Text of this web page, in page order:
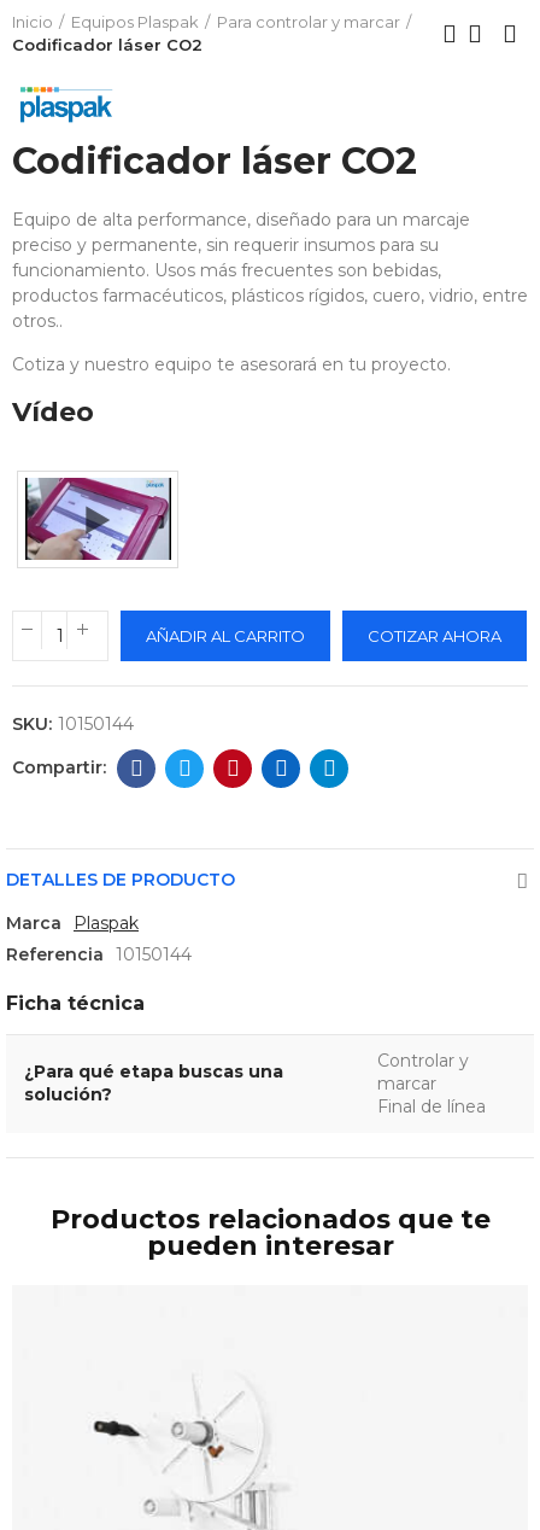
Inicio Equipos Plaspak
Para controlar y marcar
Codificador láser CO2
Codificador láser CO2
Equipo de alta performance, diseñado para un marcaje
preciso y permanente, sin requerir insumos para su
funcionamiento. Usos más frecuentes son bebidas,
productos farmacéuticos, plásticos rígidos, cuero, vidrio, entre
otros..
Cotiza y nuestro equipo te asesorará en tu proyecto.
Vídeo
AÑADIR AL CARRITO COTIZAR AHORA
SKU: 10150144
DETALLES DE PRODUCTO
Marca
Plaspak
Referencia
10150144
Ficha técnica
¿Para qué etapa buscas una
solución?
Controlar y
marcar
Final de línea
Productos relacionados que te
pueden interesar